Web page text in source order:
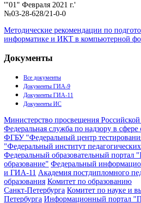
'"01" Февраля 2021 г.'
№03-28-628/21-0-0
Методические рекомендации по
информатике и ИКТ в компьютерной
Документы
Все документы
Документы ГИА-9
Документы ГИА-11
Документы ИС
Министерство просвещения
Федеральная служба по надзору в сфере
ФГБУ "Федеральный центр
"Федеральный институт
Федеральный образовательный портал
образование" Федеральный
и ГИА-11 Академия постдипломного
образования Комитет по образованию
Санкт-Петербурга Комитет по науке и
Петербурга Информационный портал